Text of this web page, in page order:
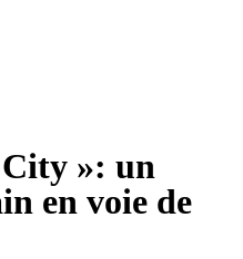
»: un
en voie de